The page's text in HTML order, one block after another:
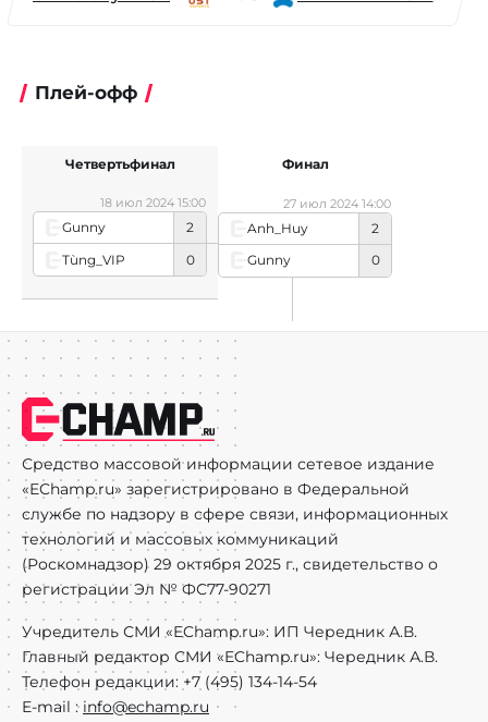
Плей-офф
Gunny
2
Tùng_VIP
0
18 июл 2024 15:00
Четвертьфинал
Anh_Huy
2
Gunny
0
27 июл 2024 14:00
Финал
Средство массовой информации сетевое издание
«EChamp.ru» зарегистрировано в Федеральной
службе по надзору в сфере связи, информационных
технологий и массовых коммуникаций
(Роскомнадзор) 29 октября 2025 г., свидетельство о
регистрации Эл № ФС77-90271
Учредитель СМИ «EChamp.ru»: ИП Чередник А.В.
Главный редактор СМИ «EChamp.ru»: Чередник А.В.
Телефон редакции: +7 (495) 134-14-54
E-mail : info@echamp.ru